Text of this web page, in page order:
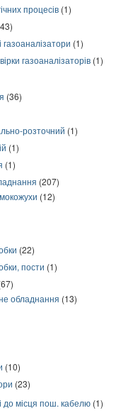
процесів (1)
(1)
газоаналізаторів (1)
(36)
розточний (1)
(1)
(1)
(207)
(12)
(22)
пости (1)
обладнання (13)
(10)
(23)
до місця пош. кабелю (1)